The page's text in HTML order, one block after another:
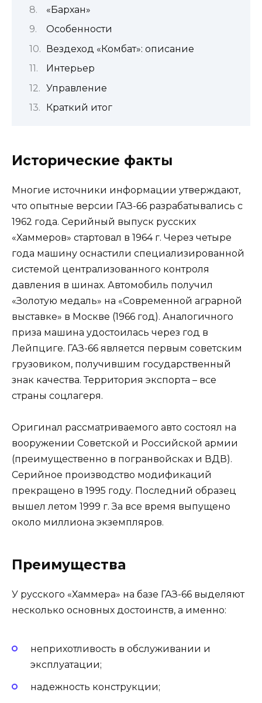
«Бархан»
Особенности
Вездеход «Комбат»: описание
Интерьер
Управление
Краткий итог
Исторические факты
Многие источники информации утверждают,
что опытные версии ГАЗ-66 разрабатывались с
1962 года. Серийный выпуск русских
«Хаммеров» стартовал в 1964 г. Через четыре
года машину оснастили специализированной
системой централизованного контроля
давления в шинах. Автомобиль получил
«Золотую медаль» на «Современной аграрной
выставке» в Москве (1966 год). Аналогичного
приза машина удостоилась через год в
Лейпциге. ГАЗ-66 является первым советским
грузовиком, получившим государственный
знак качества. Территория экспорта – все
страны соцлагеря.
Оригинал рассматриваемого авто состоял на
вооружении Советской и Российской армии
(преимущественно в погранвойсках и ВДВ).
Серийное производство модификаций
прекращено в 1995 году. Последний образец
вышел летом 1999 г. За все время выпущено
около миллиона экземпляров.
Преимущества
У русского «Хаммера» на базе ГАЗ-66 выделяют
несколько основных достоинств, а именно:
неприхотливость в обслуживании и
эксплуатации;
надежность конструкции;